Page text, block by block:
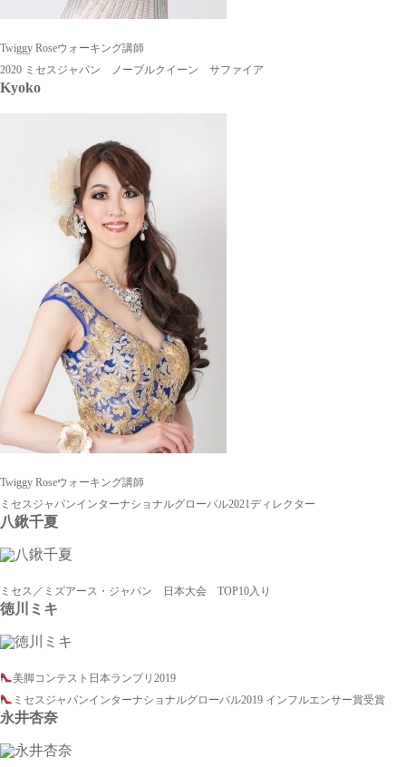
Twiggy Roseウォーキング講師
2020 ミセスジャパン ノーブルクイーン サファイア
Kyoko
Twiggy Roseウォーキング講師
ミセスジャパンインターナショナルグローバル2021ディレクター
八鍬千夏
ミセス／ミズアース・ジャパン 日本大会 TOP10入り
徳川ミキ
美脚コンテスト日本ランプリ2019
ミセスジャパンインターナショナルグローバル2019 インフルエンサー賞受賞
永井杏奈